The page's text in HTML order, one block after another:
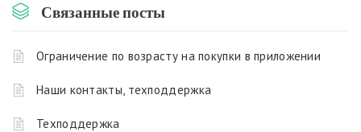
Связанные посты
Ограничение по возрасту на покупки в приложении
Наши контакты, техподдержка
Техподдержка